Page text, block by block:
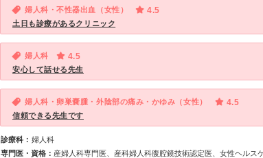
婦人科・不性器出血（女性） 4.5
土日も診療があるクリニック
婦人科 4.5
安心して話せる先生
婦人科・卵巣嚢腫・外陰部の痛み・かゆみ（女性） 4.5
信頼できる先生です
診療科： 婦人科
専門医・資格： 産婦人科専門医、産科婦人科腹腔鏡技術認定医、女性ヘルス